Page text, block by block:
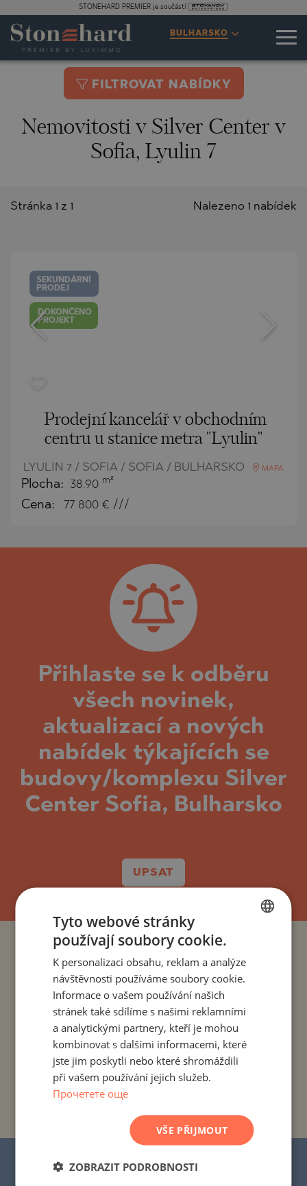
STONEHARD PREMIER je součástí
BULHARSKO
FILTROVAT NABÍDKY
Nemovitosti v Silver Center v
Sofia, Lyulin 7
Nalezeno 1 nabídek
Stránka 1 z 1
SEKUNDÁRNÍ
PRODEJ
DOKONČENO
PROJEKT
Prodejní kancelář v obchodním
centru u stanice metra "Lyulin"
LYULIN 7 / SOFIA / SOFIA / BULHARSKO MAPA
Plocha: 38.90 m²
Cena: 77 800 € ///
Přihlaste se k odběru
všech novinek,
aktualizací a nových
nabídek týkajících se
budovy/komplexu Silver
Center Sofia, Bulharsko
UPSAT
PROJEKTY A NEMOVITOSTI PODLE ZEMÍ
PROJEKTY A NEMOVITOSTI PODLE OBYTNÉHO MÍSTA
PROJEKTY A NEMOVITOSTI PODLE TYPU NEMOVITOSTI
PROJEKTY A NEMOVITOSTI PODLE REGIONU
PROJEKTY A NEMOVITOSTI PODLE NÁZVU
© 2016–2025 „Stonehard Marketing“ s.r.o.
BULGARIAN
ENGLISH
GERMAN
FRENCH
POLISH
CZECH
Tyto webové stránky
používají soubory cookie.
K personalizaci obsahu, reklam a analýze
návštěvnosti používáme soubory cookie.
Informace o vašem používání našich
stránek také sdílíme s našimi reklamními
a analytickými partnery, kteří je mohou
kombinovat s dalšími informacemi, které
jste jim poskytli nebo které shromáždili
při vašem používání jejich služeb.
Прочетете още
VŠE PŘIJMOUT
ZOBRAZIT PODROBNOSTI